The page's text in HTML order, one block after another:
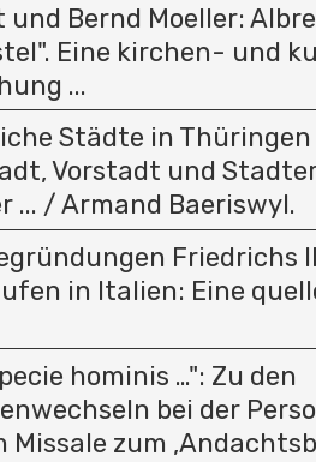
und Bernd Moeller:
Eine kirchen- und
...
Städte in
Vorstadt und
... / Armand Baeriswyl.
Friedrichs
in Italien: Eine
hominis …": Zu den
bei der
Missale zum